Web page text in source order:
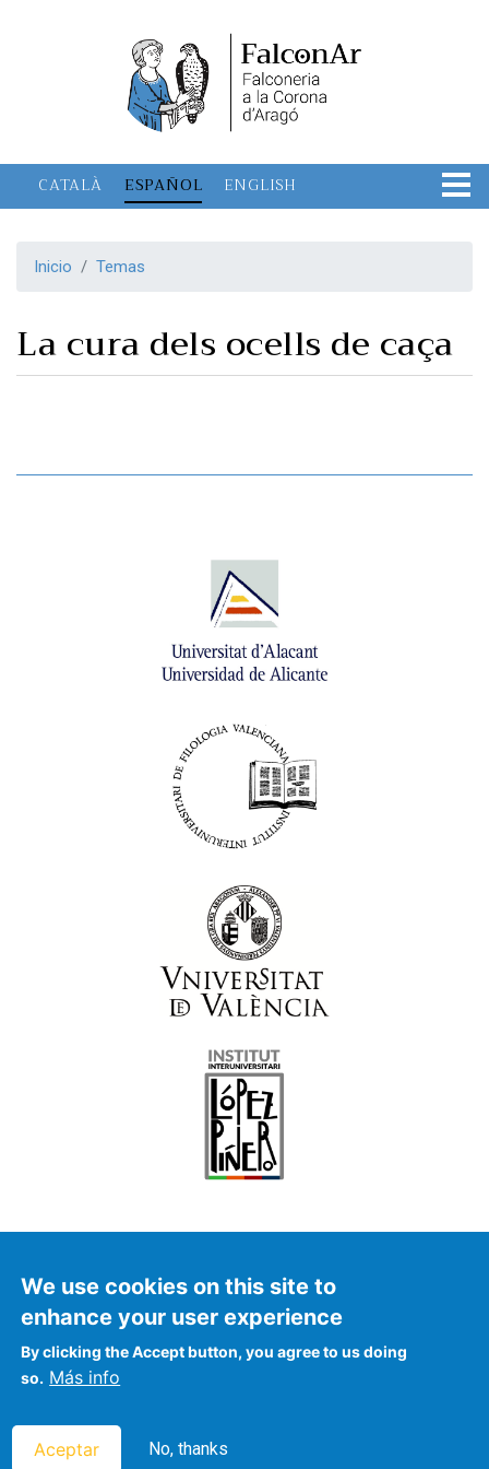
al
contenido
principal
CATALÀ ESPAÑOL ENGLISH
Inicio Temas
La cura dels ocells de caça
© FalconAr 2021
We use cookies on this site to
enhance your user experience
By clicking the Accept button, you agree to us doing
so. Más info
Aceptar No, thanks